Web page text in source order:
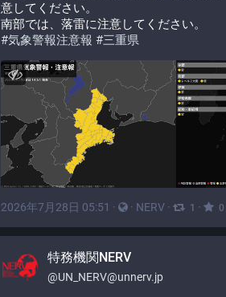
意してください。
南部では、落雷に注意してください。
#気象警報注意報 #三重県
2026年7月28日 05:51 · · NERV · 1 · 0
特務機関NERV
@UN_NERV@unnerv.jp